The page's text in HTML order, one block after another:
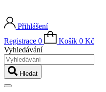
Přihlášení
Registrace 0 Košík 0 Kč
Vyhledávání
Hledat